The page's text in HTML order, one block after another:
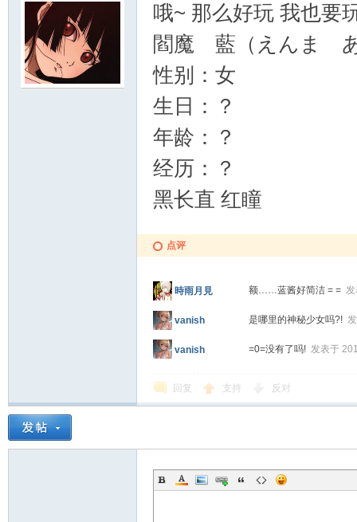
哦~ 那么好玩 我也要
閻魔 藍（えんま
性别：女
生日：？
年龄：？
经历：？
黑长直 红瞳
点评
時雨月見 额……蓝酱好简洁 = =
vanish 是哪里的神秘少女吗?!
vanish =0=没有了吗! 发表于
回复 支持 反对